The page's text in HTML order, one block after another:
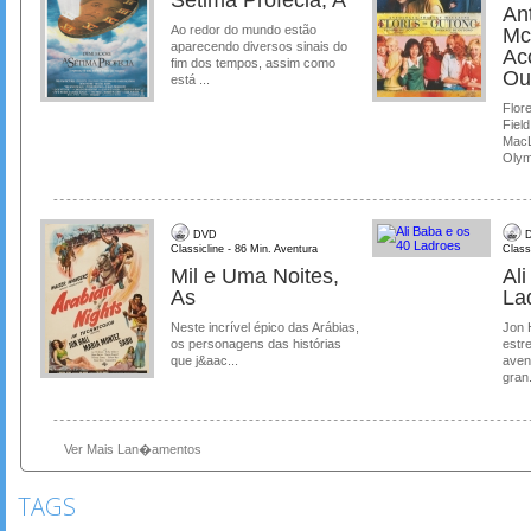
Ao redor do mundo estão
aparecendo diversos sinais do
fim dos tempos, assim como
está ...
DVD
Classicline - 86 Min. Aventura
Mil e Uma Noites,
As
Neste incrível épico das Arábias,
os personagens das histórias
que j&aac...
Ali
Jon
Ver Mais Lan�amentos
TAGS